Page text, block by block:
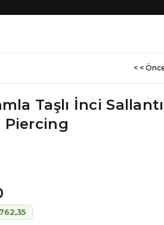
< <
Taşlı İnci
Piercing